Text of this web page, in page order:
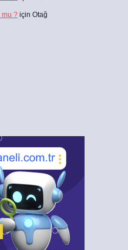
mu ? için Otağ